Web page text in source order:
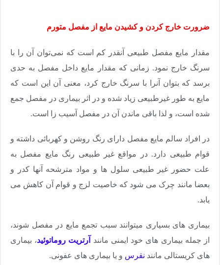
ضرورت خارج کردن و کشیدن مایع از مفصل متورم
مقدار مایع مفصل طبیعی آنقدر کم است که نمی‌توان آن را با
سرنگ خارج نمود. زمانی که مقدار مایع داخل مفصل به حدی
برسد که بتوان آنرا با سرنگ خارج کرد، معنی آن این است که
مایع به طور غیرطبیعی زیاد شده و در اثر بیماری در مفصل جمع
شده است، و لذا باقی ماندن آن در مفصل آسیب زا است.
در افراد سالم مایع مفصل دارای رنگ روشن و کهربائی داشته و
قوام طبیعی دارد. در مواقع غیر طبیعی رنگ مایع مفصل به
علت حضور غیر طبیعی سلول ها و مواد مترشحه آنها کدر و
بعضا مانند چرک می شود که خاصیت لزج و قوام آن کاهش می
یابد.
بیماری های بسیاری می­توانند سبب تجمع مایع در مفصل شوند،
از جمله بیماری های خود ایمنی مانند
آرتریت روماتوئید، بیماری
های کریستالی مانند نقرس و یا بیماری های عفونی.